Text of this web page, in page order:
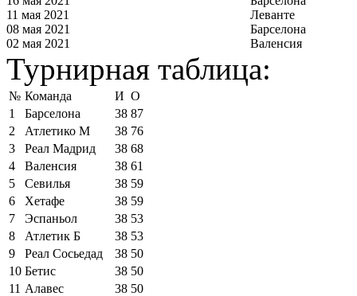
11 мая 2021
Леванте
08 мая 2021
Барселона
02 мая 2021
Валенсия
Турнирная таблица:
№ Команда И О
1
Барселона 38 87
2
Атлетико М 38 76
3
Реал Мадрид 38 68
4
Валенсия 38 61
5
Севилья 38 59
6
Хетафе 38 59
7
Эспаньол 38 53
8
Атлетик Б 38 53
9
Реал Сосьедад 38 50
10 Бетис 38 50
11 Алавес 38 50